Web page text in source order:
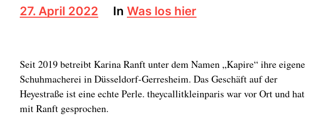
B
e
a
g
s
d
a
27. April 2022 In Was los hier
Seit 2019 betreibt Karina Ranft unter dem Namen „Kapire“ ihre eigene
Schuhmacherei in Düsseldorf-Gerresheim. Das Geschäft auf der
Heyestraße ist eine echte Perle. theycallitkleinparis war vor Ort und hat
mit Ranft gesprochen.